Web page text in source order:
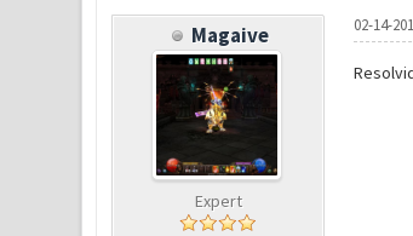
Magaive
Expert
02-14-